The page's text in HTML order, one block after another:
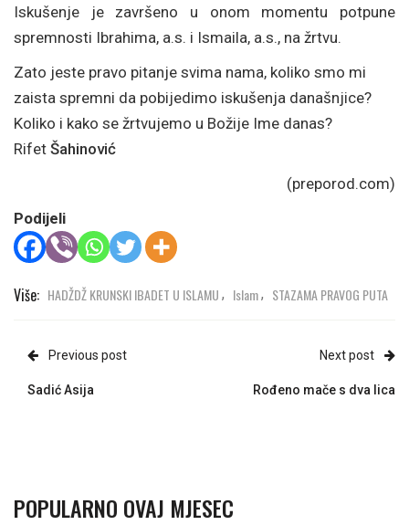
Iskušenje je završeno u onom momentu potpune
spremnosti Ibrahima, a.s. i Ismaila, a.s., na žrtvu.
Zato jeste pravo pitanje svima nama, koliko smo mi
zaista spremni da pobijedimo iskušenja današnjice?
Koliko i kako se žrtvujemo u Božije Ime danas?
Rifet Šahinović
(preporod.com)
Podijeli
Više: HADŽDŽ KRUNSKI IBADET U ISLAMU , Islam, STAZAMA PRAVOG PUTA
Previous post
Sadić Asija
Next post
Rođeno mače s dva lica
POPULARNO OVAJ MJESEC